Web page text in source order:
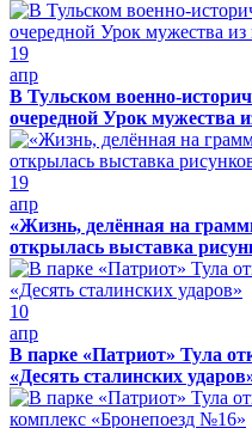
19
апр
В Тульском военно-
очередной Урок мужества
19
апр
«Жизнь, делённая на
открылась выставка
10
апр
В парке «Патриот» Тула
«Десять сталинских